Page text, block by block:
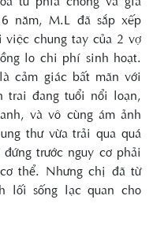
năm, M.L đã sắp xếp
việc chung tay của 2 vợ
lo chi phí sinh hoạt.
cảm giác bất mãn với
trai đang tuổi nổi loạn,
và vô cùng ám ảnh
thư vừa trải qua quá
trước nguy cơ phải
thể. Nhưng chị đã từ
lối sống lạc quan cho